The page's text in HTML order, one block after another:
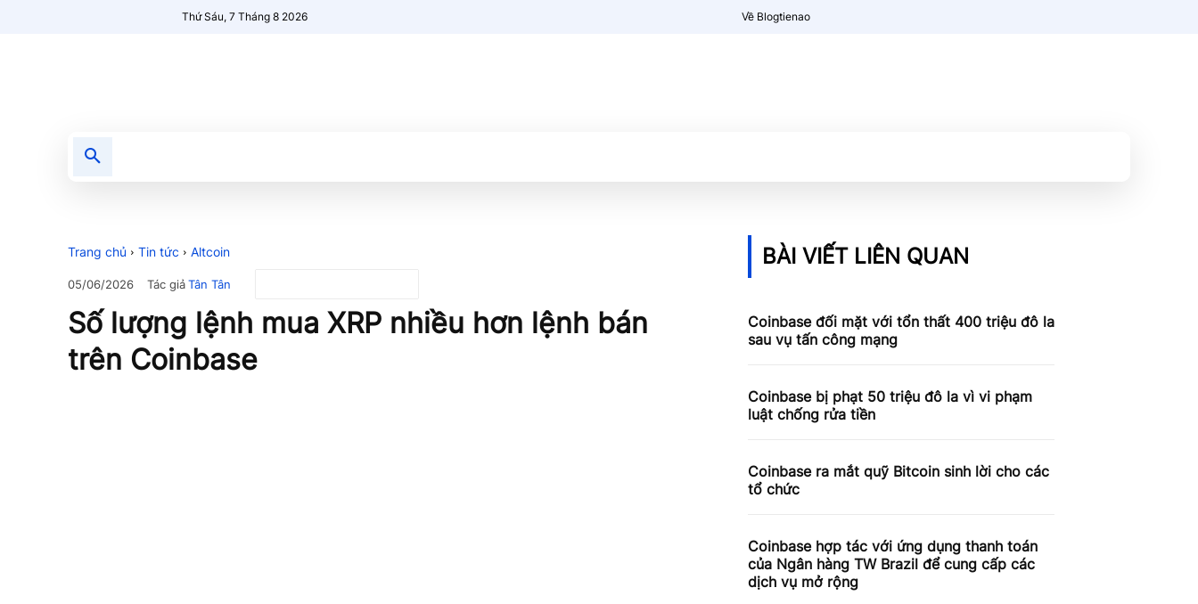
Thứ Sáu, 7 Tháng 8 2026 Về Blogtienao
Trang chủ Tin tức Altcoin
05/06/2026 Tác giảTân Tân
Số lượng lệnh mua XRP nhiều hơn lệnh bán
trên Coinbase
BÀI VIẾT LIÊN QUAN
Coinbase đối mặt với tổn thất 400 triệu đô la
sau vụ tấn công mạng
Coinbase bị phạt 50 triệu đô la vì vi phạm
luật chống rửa tiền
Coinbase ra mắt quỹ Bitcoin sinh lời cho các
tổ chức
Coinbase hợp tác với ứng dụng thanh toán
của Ngân hàng TW Brazil để cung cấp các
dịch vụ mở rộng